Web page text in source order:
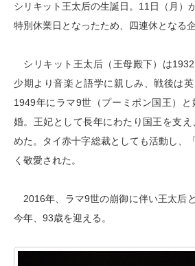
シリキット王太后の生誕日。11日（月）
特別休業日となったため、四連休となる企
シリキット王太后（王母殿下）は
少期より音楽と語学に親しみ、戦後は英
1949年にラマ9世（プーミポン国王）
婚。王妃として長年にわたり国王を支
めた。タイ赤十字総裁としても活動し、
く敬愛された。
2016年、ラマ9世の崩御に伴い王太后
今年、93歳を迎える。